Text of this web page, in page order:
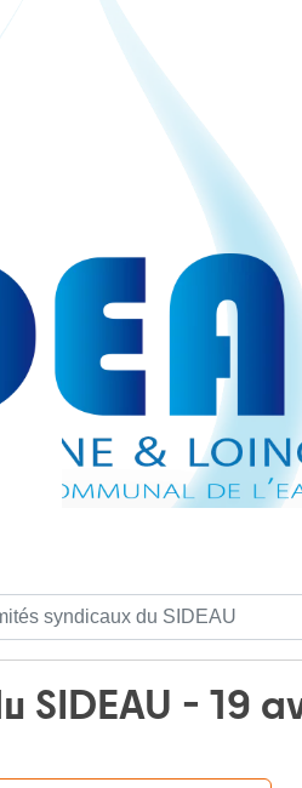
SIDEAU - 19